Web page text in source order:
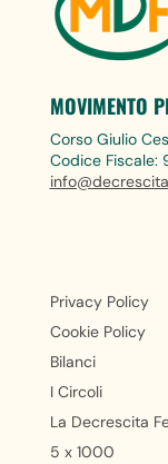
MOVIMENTO
Corso Giulio
Codice Fiscale:
Privacy Policy
Cookie Policy
Bilanci
I Circoli
La Decrescita
5 x 1000